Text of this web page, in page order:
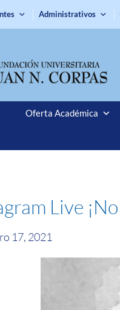
Administrativos
Oferta Académica
Live
17, 2021